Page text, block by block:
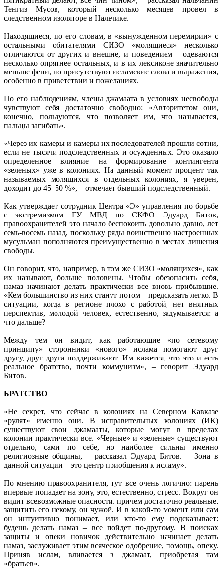
Тенгиз Мусов, который несколько месяцев провел в
следственном изоляторе в Нальчике.
Находящиеся, по его словам, в «вынужденном перемирии» с
остальными обитателями СИЗО «молящиеся» несколько
отличаются от других и внешне, и поведением – одеваются
несколько опрятнее остальных, и в их лексиконе значительно
меньше фени, но присутствуют исламские слова и выражения,
особенно в приветствии и пожеланиях.
По его наблюдениям, члены джамаата в условиях несвободы
чувствуют себя достаточно свободно: «Авторитетом они,
конечно, пользуются, что позволяет им, что называется,
пальцы загибать».
«Через их камеры и камеры их последователей прошли сотни,
если не тысячи подследственных и осужденных. Это оказало
определенное влияние на формирование контингента
«зеленых» уже в колониях. На данный момент процент так
называемых молящихся в отдельных колониях, я уверен,
доходит до 45–50 %», – отмечает бывший подследственный.
Как утверждает сотрудник Центра «Э» управления по борьбе
с экстремизмом ГУ МВД по СКФО Эдуард Битов,
правоохранителей это начало беспокоить довольно давно, лет
семь-восемь назад, поскольку ряды воинственно настроенных
мусульман пополняются преимущественно в местах лишения
свободы.
Он говорит, что, например, в том же СИЗО «молящихся», как
их называют, больше половины. Чтобы обезопасить себя,
намаз начинают делать практически все вновь прибывшие.
«Кем большинство из них станут потом – предсказать легко. В
ситуации, когда в регионе плохо с работой, нет внятных
перспектив, молодой человек, естественно, задумывается: а
что дальше?
Между тем он видит, как работающие «по сетевому
принципу» сторонники «нового» ислама помогают друг
другу, друг друга поддерживают. Им кажется, что это и есть
реальное братство, почти коммунизм», – говорит Эдуард
Битов.
БРАТСТВО
«Не секрет, что сейчас в колониях на Северном Кавказе
«рулят» именно они. В исправительных колониях (ИК)
существуют свои джамааты, которые могут в пределах
колонии практически все. «Черные» и «зеленые» существуют
отдельно, сами по себе, но наиболее сильны именно
религиозные общины, – рассказал Эдуард Битов. – Зона в
данной ситуации – это центр приобщения к исламу».
По мнению правоохранителя, тут все очень логично: парень
впервые попадает на зону, это, естественно, стресс. Вокруг он
видит всевозможные опасности, причем достаточно реальные,
защитить его некому, он чужой. И в какой-то момент или сам
он интуитивно понимает, или кто-то ему подсказывает:
будешь делать намаз – все пойдет по-другому. В поисках
защиты и опеки новичок действительно начинает делать
намаз, заслуживает этим всяческое одобрение, помощь, опеку.
Приняв ислам, вливается в джамаат, приобретая там
«братьев».